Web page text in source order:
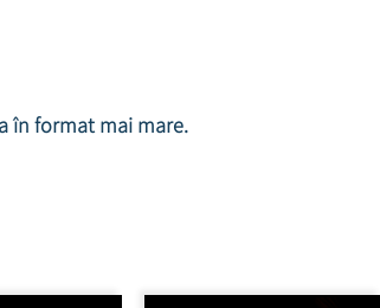
în format mai mare.